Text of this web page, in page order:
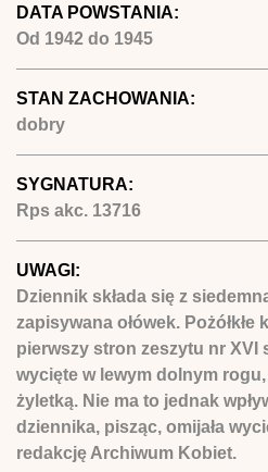
DATA POWSTANIA:
Od 1942 do 1945
STAN ZACHOWANIA:
dobry
SYGNATURA:
Rps akc. 13716
UWAGI:
Dziennik składa się z
zapisywana ołówek. Pożółkłe
pierwszy stron zeszytu nr XVI
wycięte w lewym dolnym
żyletką. Nie ma to jednak
dziennika, pisząc, omijała
redakcję Archiwum Kobiet.